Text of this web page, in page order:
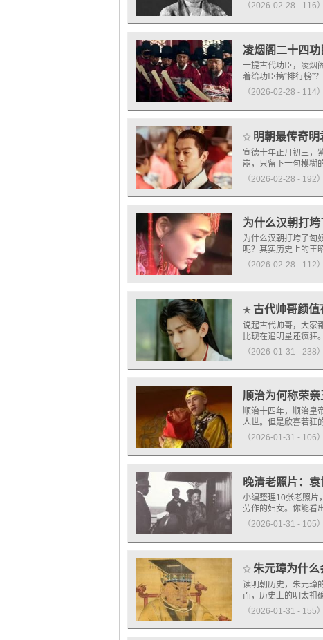
（2026-02-28 - 116）
凌烟阁二十四功
一提古代功臣，凌烟
着给功臣搞“排行榜”
（2026-02-28 - 114）
☆ 明朝最传奇
宣德十年正月初三，
崩，只留下一句模糊
（2026-02-28 - 192）
为什么汉朝打
为什么汉朝打垮了匈
呢？其实历史上的王
（2026-02-28 - 112）
★ 古代帅哥颜
说起古代帅哥，大家
比现在追明星还疯狂
（2026-01-31 - 238）
顺治为何称荣
顺治十四年，顺治皇
人世。但是欣喜若狂
（2026-01-31 - 106）
晚清老照片：
小编整理10张老照片
劳作的妇女。你能看
（2026-01-31 - 105）
☆ 朱元璋为什么
读明朝历史，朱元璋
而，历史上的明太祖
（2026-01-31 - 155）